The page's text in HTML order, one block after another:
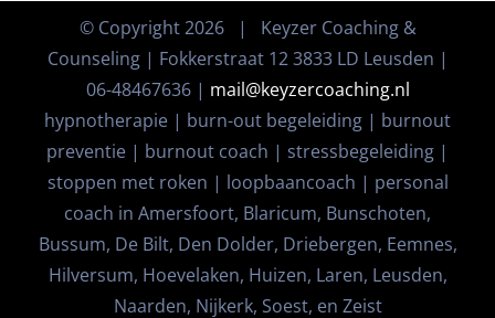
© Copyright2026 | Keyzer Coaching &
Counseling | Fokkerstraat 12 3833 LD Leusden |
06-48467636 | mail@keyzercoaching.nl
hypnotherapie | burn-out begeleiding | burnout
preventie | burnout coach | stressbegeleiding |
stoppen met roken | loopbaancoach | personal
coach in Amersfoort, Blaricum, Bunschoten,
Bussum, De Bilt, Den Dolder, Driebergen, Eemnes,
Hilversum, Hoevelaken, Huizen, Laren, Leusden,
Naarden, Nijkerk, Soest, en Zeist